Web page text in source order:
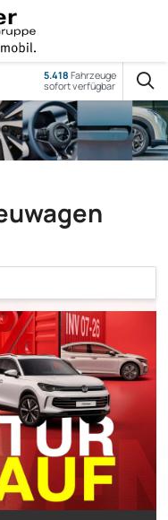
5.418 Fahrzeuge
sofort verfügbar